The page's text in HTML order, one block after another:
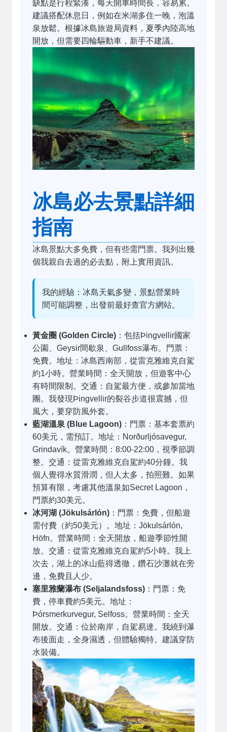
缺點是行程緊湊，每天開車時間長，容易累。
建議搭配休息日，例如在米湖多住一晚，泡溫
泉放鬆。根據冰島旅遊局資料，夏季內陸高地
開放，但需要四輪驅動車，新手不建議。
冰島必去景點詳細
指南
冰島景點大多免費，但有些需門票。我列出幾
個我親自去過的必去點，附上實用資訊。
我的經驗：冰島天氣多變，景點營業時
間可能調整，出發前最好查官方網站。
黃金圈 (Golden Circle) ：包括Þingvellir國家
公園、Geysir間歇泉、Gullfoss瀑布。門票：
免費。地址：冰島西南部，從雷克雅維克自駕
約1小時。營業時間：全天開放，但遊客中心
有時間限制。交通：自駕最方便，或參加當地
團。我發現Þingvellir的裂谷步道很震撼，但
風大，要穿防風外套。
藍湖溫泉 (Blue Lagoon) ：門票：基本套票約
60美元，需預訂。地址：Norðurljósavegur,
Grindavík。營業時間：8:00-22:00，視季節調
整。交通：從雷克雅維克自駕約40分鐘。我
個人覺得水質滑潤，但人太多，拍照難。如果
預算有限，考慮其他溫泉如Secret Lagoon，
門票約30美元。
冰河湖 (Jökulsárlón) ：門票：免費，但船遊
需付費（約50美元）。地址：Jökulsárlón,
Höfn。營業時間：全天開放，船遊季節性開
放。交通：從雷克雅維克自駕約5小時。我上
次去，湖上的冰山藍得透徹，鑽石沙灘就在旁
邊，免費且人少。
塞里雅蘭瀑布 (Seljalandsfoss) ：門票：免
費，停車費約5美元。地址：
Þórsmerkurvegur, Selfoss。營業時間：全天
開放。交通：位於南岸，自駕易達。我繞到瀑
布後面走，全身濕透，但體驗獨特。建議穿防
水裝備。